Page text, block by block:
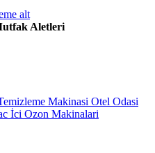
Aletleri